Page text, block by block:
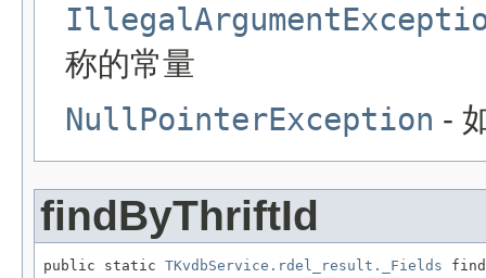
称的常量
NullPointerException -
findByThriftId
public static TKvdbService.rdel_result._Fields